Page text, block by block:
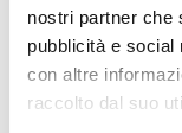
nostri partner che
pubblicità e social
con altre
raccolto dal suo